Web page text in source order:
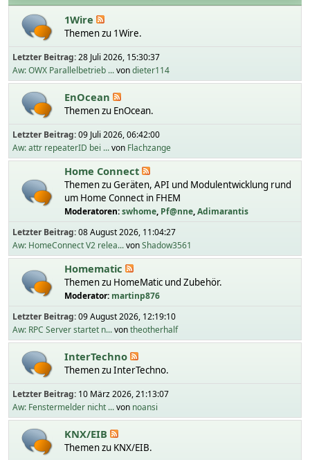
1Wire
Themen zu 1Wire.
Letzter Beitrag:28 Juli 2026, 15:30:37
Aw: OWX Parallelbetrieb ...vondieter114
EnOcean
Themen zu EnOcean.
Letzter Beitrag:09 Juli 2026, 06:42:00
Aw: attr repeaterID bei ...von Flachzange
Home Connect
Themen zu Geräten, API und Modulentwicklung rund
um Home Connect in FHEM
Moderatoren:swhome, Pf@nne,Adimarantis
Letzter Beitrag:08 August 2026, 11:04:27
Aw: HomeConnect V2 relea...vonShadow3561
Homematic
Themen zu HomeMatic und Zubehör.
Moderator: martinp876
Letzter Beitrag:09 August 2026, 12:19:10
Aw: RPC Server startet n...vontheotherhalf
InterTechno
Themen zu InterTechno.
Letzter Beitrag: 10 März 2026, 21:13:07
Aw: Fenstermelder nicht ...von noansi
KNX/EIB
Themen zu KNX/EIB.